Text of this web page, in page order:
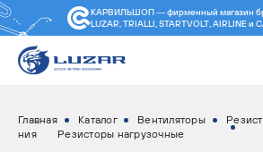
КАРВИЛЬШОП — фирменный магазин
LUZAR, TRIALLI, STARTVOLT, AIRLINE и
Главная Каталог Вентиляторы
ния
Резисторы нагрузочные